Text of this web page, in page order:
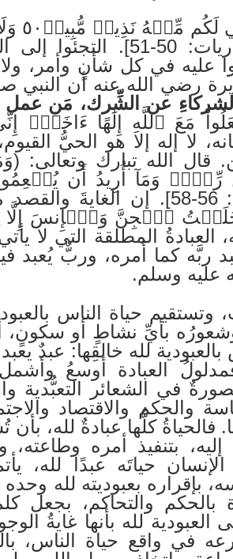
لَكُم مِّنۡهُ نَذِيرٞ مُّبِينٞ٥١)
عليه في كل شأنٍ وأمر،
رضي الله عنه أن النبي
الشركاءِ عن الشِّرك، مَن
لا إله إلا هو الحيُّ
قال الله تبارك
ٱلۡقُوَّةِ ٱلۡمَتِينُ٥٨) [الذاريات: 56-
العبادةُ المطلقة التي لا
ربَّه كما أمره، وربٌّ يُعبد
عليه وسلم.
حياة الناس
بأيِّ نشاطٍ أو سكونٍ، أو
لله خالقِها: عبدٌ
فمدلولُ العبادة أوسعُ
في الشعائر التعبُّدية
والحكم والاقتصاد
كلُّها عبادةٌ لله، بأن
بتنفيذ أمره وطاعته،
حياتَه عبدًا لله،
بإقراره بعبوديته لله وحده
والتحاكم، بجعل
لله بأنها غايةُ
في واقع حياة الناس،